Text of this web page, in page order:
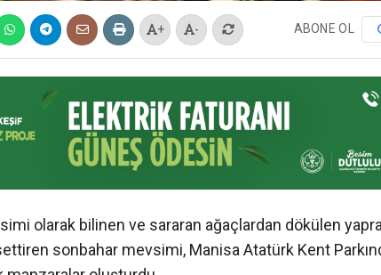
+ - ABONE OL
olarak bilinen ve sararan ağaçlardan dökülen
sonbahar mevsimi, Manisa Atatürk Kent